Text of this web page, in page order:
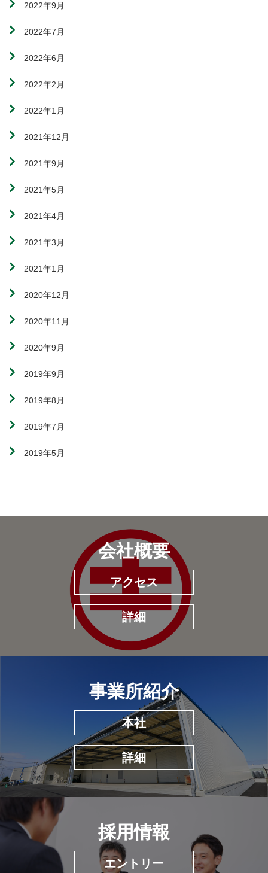
2022年9月
2022年7月
2022年6月
2022年2月
2022年1月
2021年12月
2021年9月
2021年5月
2021年4月
2021年3月
2021年1月
2020年12月
2020年11月
2020年9月
2019年9月
2019年8月
2019年7月
2019年5月
会社概要
アクセス
詳細
事業所紹介
本社
詳細
採用情報
エントリー